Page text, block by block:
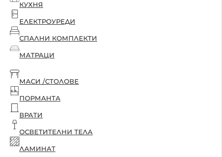
КУХНЯ
ЕЛЕКТРОУРЕДИ
СПАЛНИ КОМПЛЕКТИ
МАТРАЦИ
МАСИ /СТОЛОВЕ
ПОРМАНТА
ВРАТИ
ОСВЕТИТЕЛНИ ТЕЛА
ЛАМИНАТ